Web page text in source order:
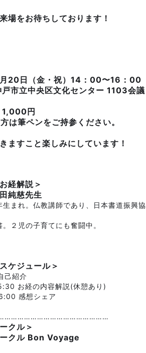
場をお待ちしております！
月20日（金・祝）14：00〜16：00
戸市立中央区文化センター 1103会議
1,000円
は筆ペンをご持参ください。
ますこと楽しみにしています！
経解説＞
純慈先生
生まれ。仏教講師であり、日本書道振興協
。２児の子育てにも奮闘中。
ケジュール＞
己紹介
お経の内容解説(休憩あり)
感想シェア
クル＞
クル Bon Voyage